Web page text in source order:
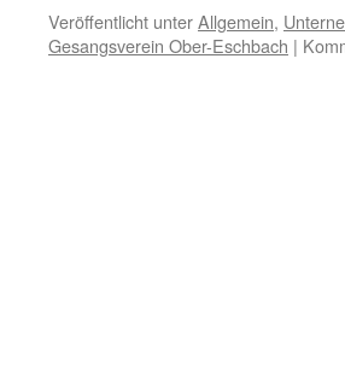
Veröffentlicht unterAllgemein,
Gesangsverein Ober-Eschbach |